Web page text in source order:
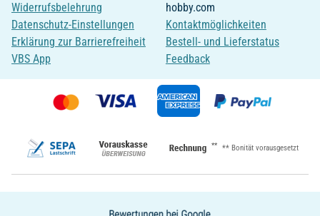
Widerrufsbelehrung
Datenschutz-Einstellungen
Erklärung zur Barrierefreiheit
VBS App
hobby.com
Kontaktmöglichkeiten
Bestell- und Lieferstatus
Feedback
** ** Bonität vorausgesetzt